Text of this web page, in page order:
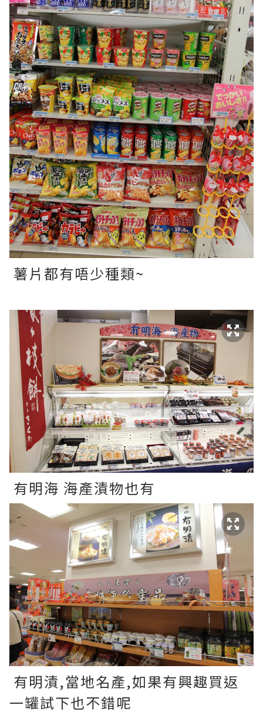
薯片都有唔少種類~
有明海 海產漬物也有
有明漬,當地名產,如果有興趣買返
一罐試下也不錯呢